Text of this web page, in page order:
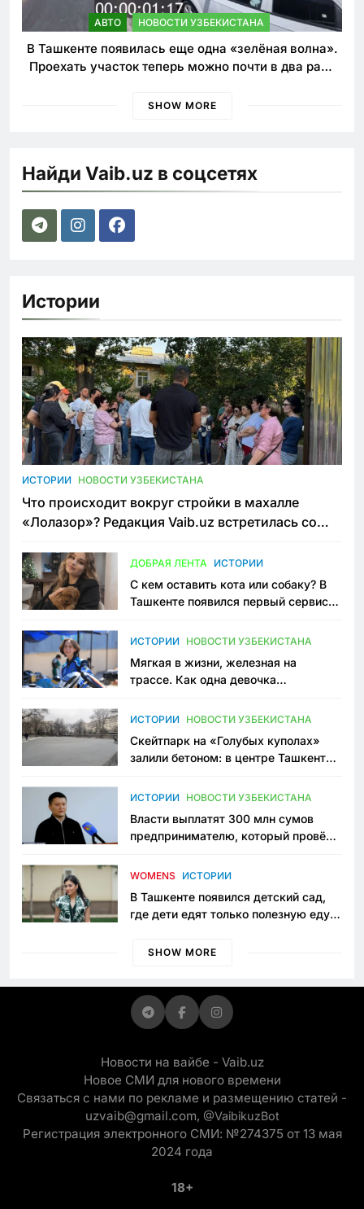
АВТО НОВОСТИ УЗБЕКИСТАНА
В Ташкенте появилась еще одна «зелёная волна».
Проехать участок теперь можно почти в два раза
SHOW MORE
Найди Vaib.uz в соцсетях
Истории
ИСТОРИИ НОВОСТИ УЗБЕКИСТАНА
Что происходит вокруг стройки в махалле
«Лолазор»? Редакция Vaib.uz встретилась со
ДОБРАЯ ЛЕНТА ИСТОРИИ
С кем оставить кота или собаку? В
Ташкенте появился первый сервис
ИСТОРИИ НОВОСТИ УЗБЕКИСТАНА
Мягкая в жизни, железная на
трассе. Как одна девочка
Узбекистане
ИСТОРИИ НОВОСТИ УЗБЕКИСТАНА
Скейтпарк на «Голубых куполах»
залили бетоном: в центре Ташкента
пространство
ИСТОРИИ НОВОСТИ УЗБЕКИСТАНА
Власти выплатят 300 млн сумов
предпринимателю, который провёл
приговору
WOMENS ИСТОРИИ
В Ташкенте появился детский сад,
где дети едят только полезную еду.
просить «кашу без сахара»
SHOW MORE
Новости на вайбе - Vaib.uz
Новое СМИ для нового времени
Связаться с нами по рекламе и размещению статей -
uzvaib@gmail.com, @VaibikuzBot
Регистрация электронного СМИ: №274375 от 13 мая
2024 года
18+